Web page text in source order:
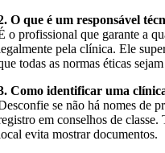
O que é um responsável
o profissional que garante a
pela clínica. Ele
todas as normas éticas
Como identificar uma
se não há nomes de
em conselhos de
evita mostrar documentos.